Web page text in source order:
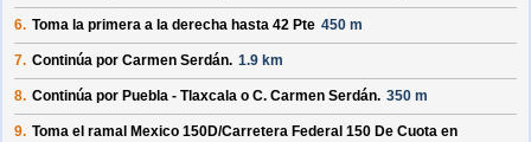
6. Toma la primera a la derecha hasta 42 Pte 450 m
7. Continúa por Carmen Serdán. 1.9 km
8. Continúa por Puebla - Tlaxcala o C. Carmen Serdán. 350 m
9. Toma el ramal Mexico 150D/Carretera Federal 150 De Cuota en